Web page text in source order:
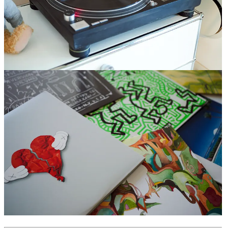
ボクは大して使わないモノが家の中に置いてあるのが耐えら
れないんですが、今の自分の原点となっている大切なモノだ
し、プロダクトとしてもカッコいいので思いの外許容できて
いますね。
この先、子育てが一段落してもう少し自分の時間が持てるよ
うになったら、ターンテーブル2台を最新鋭のシステムと組
み合わせて、また学生の頃のように一日中家で機材をいじっ
て過ごしてみたいと思います。